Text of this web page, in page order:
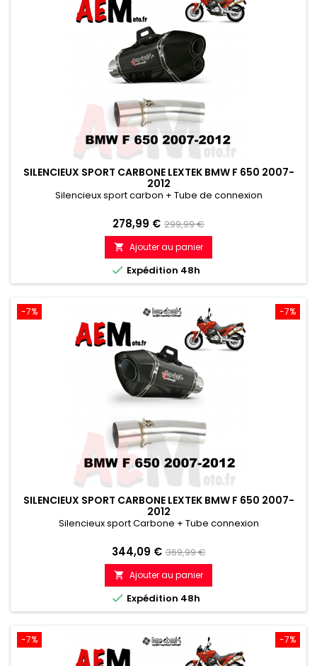
SILENCIEUX SPORT CARBONE LEXTEK BMW F 650 2007-
2012
Silencieux sport carbon + Tube de connexion
Prix
278,99 € Prix
de
référence
299,99 €
 Ajouter au panier
 Expédition 48h
-7%
-7%
SILENCIEUX SPORT CARBONE LEXTEK BMW F 650 2007-
2012
Silencieux sport Carbone + Tube connexion
Prix
344,09 € Prix
de
référence
369,99 €
 Ajouter au panier
 Expédition 48h
-7%
-7%